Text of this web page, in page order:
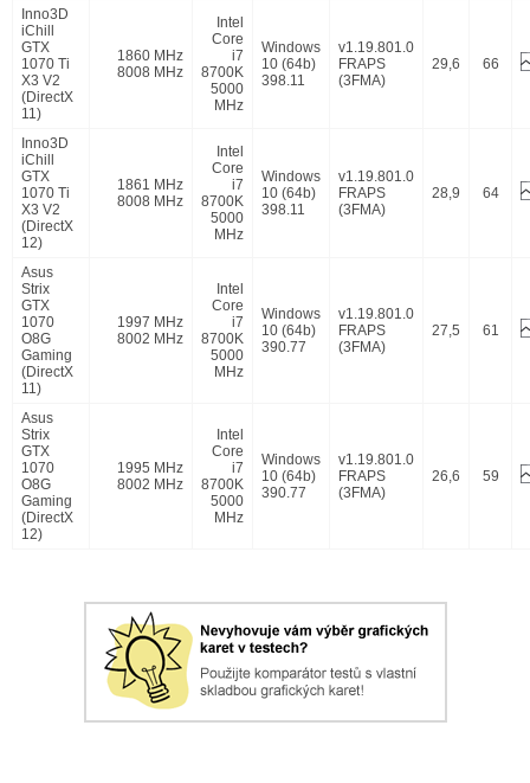
Inno3D
iChill
GTX
1070 Ti
X3 V2
(DirectX
11)
1860 MHz
8008 MHz
Intel
Core
i7
8700K
5000
MHz
Windows
10 (64b)
398.11
v1.19.801.0
FRAPS
(3FMA)
29,6 66
Inno3D
iChill
GTX
1070 Ti
X3 V2
(DirectX
12)
1861 MHz
8008 MHz
Intel
Core
i7
8700K
5000
MHz
Windows
10 (64b)
398.11
v1.19.801.0
FRAPS
(3FMA)
28,9 64
Asus
Strix
GTX
1070
O8G
Gaming
(DirectX
11)
1997 MHz
8002 MHz
Intel
Core
i7
8700K
5000
MHz
Windows
10 (64b)
390.77
v1.19.801.0
FRAPS
(3FMA)
27,5 61
Asus
Strix
GTX
1070
O8G
Gaming
(DirectX
12)
1995 MHz
8002 MHz
Intel
Core
i7
8700K
5000
MHz
Windows
10 (64b)
390.77
v1.19.801.0
FRAPS
(3FMA)
26,6 59